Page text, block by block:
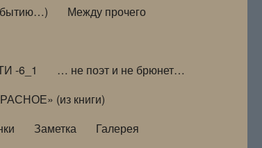
Между прочего
-6_1
… не поэт и не брюнет…
(из книги)
Заметка
Галерея